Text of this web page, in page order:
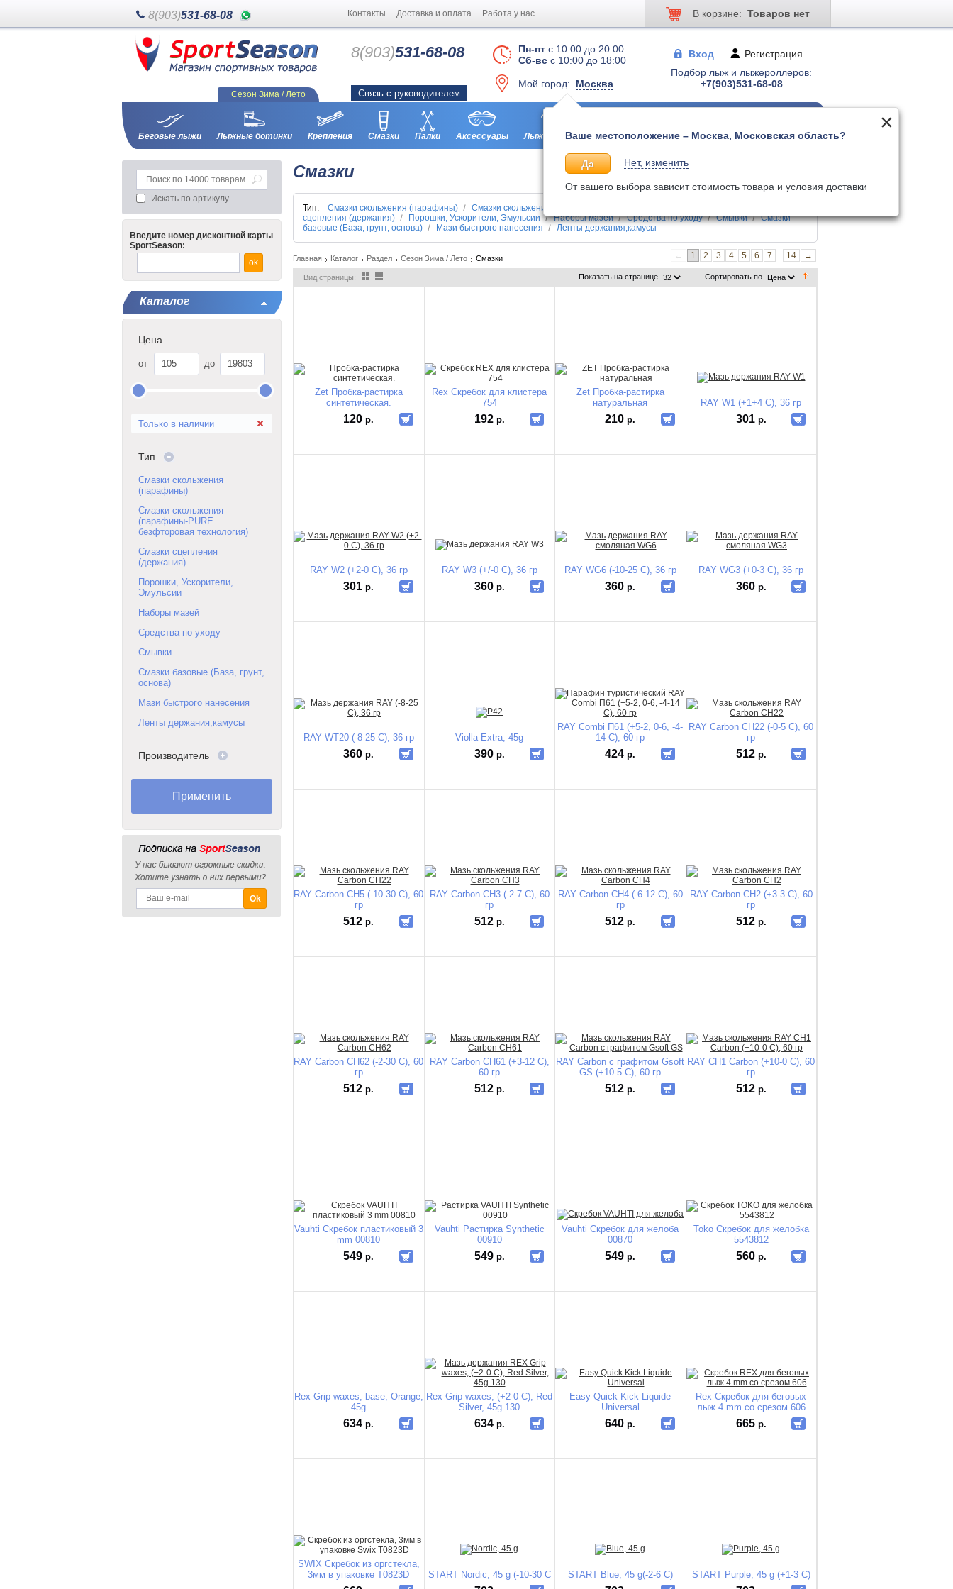
8(903)531-68-08 Контакты Доставка и оплата Работа у нас В корзине: Товаров нет
8(903)531-68-08 Пн-пт с 10:00 до 20:00
Сб-вс с 10:00 до 18:00
Мой город: Москва
Ваше местоположение – Москва, Московская область?
Да Нет, изменить
От вашего выбора зависит стоимость товара и условия доставки
Вход Регистрация
Связь с руководителем
Подбор лыж и лыжероллеров:
+7(903)531-68-08
Сезон Зима / Лето
Беговые лыжи Лыжные ботинки Крепления Смазки Палки Аксессуары Лыжероллеры Ботинки для лыжер-ов Палки для лыжер-ов
Смазки
Тип: Смазки скольжения (парафины) Смазки скольжения (парафины-PURE безфторовая технология)
сцепления (держания)
Порошки, Ускорители, Эмульсии Наборы мазей Средства по уходу Смывки
Смазки
базовые (База, грунт, основа)
Мази быстрого нанесения Ленты держания,камусы
Главная Каталог Раздел Сезон Зима / Лето Смазки ← 1 2 3 4 5 6 7 ... 14 →
Вид страницы: Показать на странице Сортировать по
Zet Пробка-растирка
синтетическая.
120р.
Rex Скребок для клистера
754
192 р.
Zet Пробка-растирка
натуральная
210р.
RAY W1 (+1+4 C), 36 гр
301 р.
RAY W2 (+2-0 C), 36 гр
301р.
RAY W3 (+/-0 C), 36 гр
360 р.
RAY WG6 (-10-25 C), 36 гр
360р.
RAY WG3 (+0-3 C), 36 гр
360 р.
RAY WT20 (-8-25 C), 36 гр
360р.
Violla Extra, 45g
390 р.
RAY Combi П61 (+5-2, 0-6, -4-
14 C), 60 гр
424р.
RAY Carbon CH22 (-0-5 C), 60
гр
512 р.
RAY Carbon CH5 (-10-30 C), 60
гр
512р.
RAY Carbon CH3 (-2-7 C), 60
гр
512 р.
RAY Carbon CH4 (-6-12 C), 60
гр
512р.
RAY Carbon CH2 (+3-3 C), 60
гр
512 р.
RAY Carbon CH62 (-2-30 C), 60
гр
512р.
RAY Carbon CH61 (+3-12 C),
60 гр
512 р.
RAY Carbon с графитом Gsoft
GS (+10-5 C), 60 гр
512р.
RAY CH1 Carbon (+10-0 C), 60
гр
512 р.
Vauhti Скребок пластиковый 3
mm 00810
549р.
Vauhti Растирка Synthetic
00910
549 р.
Vauhti Скребок для желоба
00870
549р.
Toko Скребок для желобка
5543812
560 р.
Rex Grip waxes, base, Orange,
45g
634р.
Rex Grip waxes, (+2-0 C), Red
Silver, 45g 130
634 р.
Easy Quick Kick Liquide
Universal
640р.
Rex Скребок для беговых
лыж 4 mm со срезом 606
665 р.
SWIX Скребок из оргстекла,
3мм в упаковке T0823D
START Nordic, 45 g (-10-30 С START Blue, 45 g(-2-6 С) START Purple, 45 g (+1-3 С)
Искать по артикулу
Введите номер дисконтной карты
SportSeason:
Каталог
Цена
от до
Только в наличии
Тип
Смазки скольжения
(парафины)
Смазки скольжения
(парафины-PURE
безфторовая технология)
Смазки сцепления
(держания)
Порошки, Ускорители,
Эмульсии
Наборы мазей
Средства по уходу
Смывки
Смазки базовые (База, грунт,
основа)
Мази быстрого нанесения
Ленты держания,камусы
Производитель